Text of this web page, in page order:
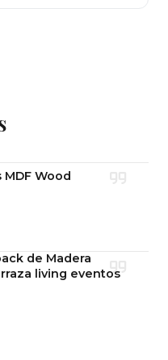
Wood
de Madera
living eventos